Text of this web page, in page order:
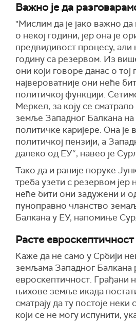
Важно је да
"Мислим да је јако важно
о некој години, јер она је
предвидивост процесу, али
годину са резервом. Из
они који говоре данас о тој
највероватније они неће
политичкој функцији.
Меркел, за коју се сматрало
земље Западног Балкана на
политичке каријере. Она је
политичкој пензији, а
далеко од ЕУ“, навео је
Тако да и раније поруке
требаузети с резервом јер
неће бити они задужени и
пуноправно чланство
Балкана у ЕУ, напомиње
Расте евроскептичност
Каже да не само у Србији
земљама Западног Балкана
евроскептичност. Грађани
њихове земље икада
сматрају да ту постоје неки
који се не могу испунити,